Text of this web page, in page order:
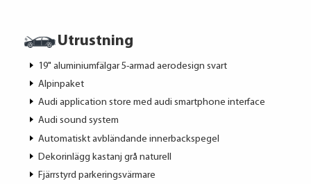
Utrustning
19" aluminiumfälgar 5-armad aerodesign svart
Alpinpaket
Audi application store med audi smartphone interface
Audi sound system
Automatiskt avbländande innerbackspegel
Dekorinlägg kastanj grå naturell
Fjärrstyrd parkeringsvärmare